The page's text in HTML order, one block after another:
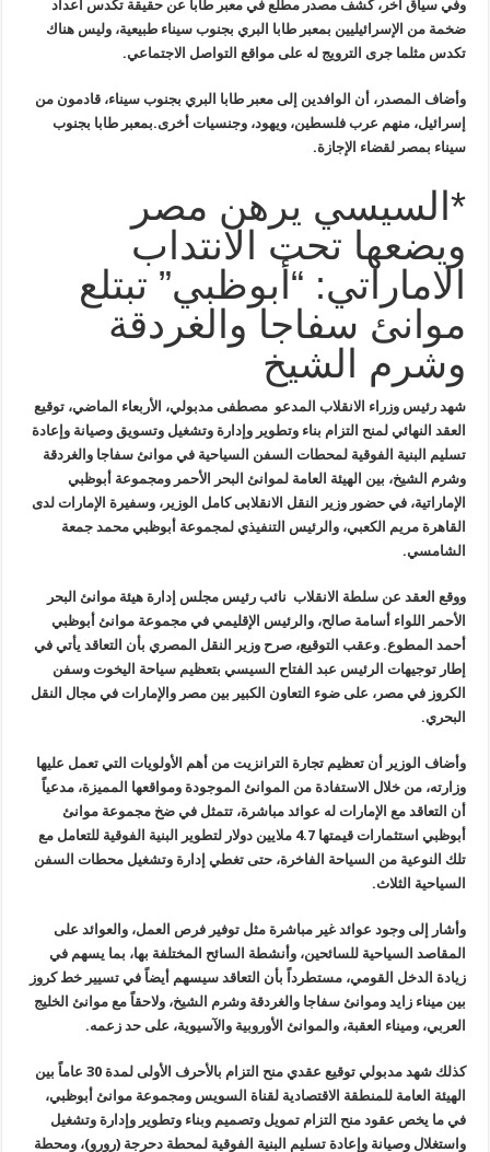
وفي سياق آخر، كشف مصدر مطلع في معبر طابا عن حقيقة تكدس أعداد
ضخمة من الإسرائيليين بمعبر طابا البري بجنوب سيناء طبيعية، وليس هناك
تكدس مثلما جرى الترويج له على مواقع التواصل الاجتماعي.
وأضاف المصدر، أن الوافدين إلى معبر طابا البري بجنوب سيناء، قادمون من
إسرائيل، منهم عرب فلسطين، ويهود، وجنسيات أخرى.بمعبر طابا بجنوب
سيناء بمصر لقضاء الإجازة.
*السيسي يرهن مصر
ويضعها تحت الانتداب
الاماراتي: “أبوظبي” تبتلع
موانئ سفاجا والغردقة
وشرم الشيخ
شهد رئيس وزراء الانقلاب المدعو مصطفى مدبولي، الأربعاء الماضي، توقيع
العقد النهائي لمنح التزام بناء وتطوير وإدارة وتشغيل وتسويق وصيانة وإعادة
تسليم البنية الفوقية لمحطات السفن السياحية في موانئ سفاجا والغردقة
وشرم الشيخ، بين الهيئة العامة لموانئ البحر الأحمر ومجموعة أبوظبي
الإماراتية، في حضور وزير النقل الانقلابى كامل الوزير، وسفيرة الإمارات لدى
القاهرة مريم الكعبي، والرئيس التنفيذي لمجموعة أبوظبي محمد جمعة
الشامسي.
ووقع العقد عن سلطة الانقلاب نائب رئيس مجلس إدارة هيئة موانئ البحر
الأحمر اللواء أسامة صالح، والرئيس الإقليمي في مجموعة موانئ أبوظبي
أحمد المطوع. وعقب التوقيع، صرح وزير النقل المصري بأن التعاقد يأتي في
إطار توجيهات الرئيس عبد الفتاح السيسي بتعظيم سياحة اليخوت وسفن
الكروز في مصر، على ضوء التعاون الكبير بين مصر والإمارات في مجال النقل
البحري.
وأضاف الوزير أن تعظيم تجارة الترانزيت من أهم الأولويات التي تعمل عليها
وزارته، من خلال الاستفادة من الموانئ الموجودة ومواقعها المميزة، مدعياً
أن التعاقد مع الإمارات له عوائد مباشرة، تتمثل في ضخ مجموعة موانئ
أبوظبي
استثمارات قيمتها 4.7 ملايين دولار لتطوير البنية الفوقية للتعامل مع
تلك النوعية من السياحة الفاخرة، حتى تغطي إدارة وتشغيل محطات السفن
السياحية الثلاث.
وأشار إلى وجود عوائد غير مباشرة مثل توفير فرص العمل، والعوائد على
المقاصد السياحية للسائحين، وأنشطة السائح المختلفة بها، بما يسهم في
زيادة الدخل القومي، مستطرداً بأن التعاقد سيسهم أيضاً في تسيير خط كروز
بين ميناء زايد وموانئ سفاجا والغردقة وشرم الشيخ، ولاحقاً مع موانئ الخليج
العربي، وميناء العقبة، والموانئ الأوروبية والآسيوية، على حد زعمه.
كذلك شهد
مدبولي توقيع عقدي منح التزام بالأحرف الأولى لمدة 30 عاماً بين
الهيئة العامة للمنطقة الاقتصادية لقناة السويس ومجموعة موانئ أبوظبي،
في ما يخص عقود منح التزام تمويل وتصميم وبناء وتطوير وإدارة وتشغيل
واستغلال وصيانة وإعادة تسليم البنية الفوقية لمحطة دحرجة (رورو)، ومحطة